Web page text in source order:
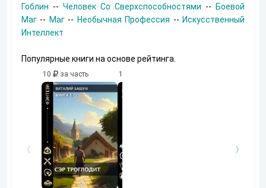
Гоблин -- Человек Со Сверхспособностями --
Боевой
Маг -- Маг-- Необычная Профессия -- Искусственный
Интеллект
Популярные книги на основе рейтинга.
10 за часть 10